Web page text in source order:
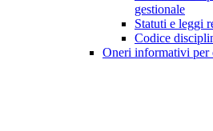
gestionale
Statuti e leggi
Codice
Oneri informativi per